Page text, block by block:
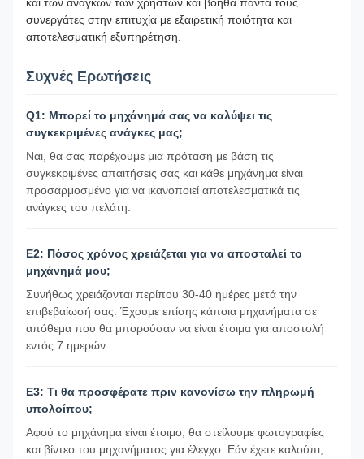
συνεργάτες στην επιτυχία με εξαιρετική ποιότητα και
αποτελεσματική εξυπηρέτηση.
Συχνές Ερωτήσεις
Q1: Μπορεί το μηχάνημά σας να καλύψει τις
συγκεκριμένες ανάγκες μας;
Ναι, θα σας παρέχουμε μια πρόταση με βάση τις
συγκεκριμένες απαιτήσεις σας και κάθε μηχάνημα είναι
προσαρμοσμένο για να ικανοποιεί αποτελεσματικά τις
ανάγκες του πελάτη.
Ε2: Πόσος χρόνος χρειάζεται για να αποσταλεί το
μηχάνημά μου;
Συνήθως χρειάζονται περίπου 30-40 ημέρες μετά την
επιβεβαίωσή σας. Έχουμε επίσης κάποια μηχανήματα σε
απόθεμα που θα μπορούσαν να είναι έτοιμα για αποστολή
εντός 7 ημερών.
Ε3: Τι θα προσφέρατε πριν κανονίσω την πληρωμή
υπολοίπου;
Αφού το μηχάνημα είναι έτοιμο, θα στείλουμε φωτογραφίες
και βίντεο του μηχανήματος για έλεγχο. Εάν έχετε καλούπι,